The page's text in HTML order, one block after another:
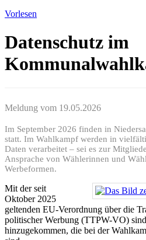
Vorlesen
Datenschutz im
Meldung vom 19.05.2026
Im September 2026 finden in
statt. Im Wahlkampf werden in
Daten verarbeitet – sei es zur
Ansprache von Wählerinnen und
Werbeformen.
Mit der seit
Oktober 2025
geltenden EU-Verordnung über die
politischer Werbung (TTPW-VO)
hinzugekommen, die bei der